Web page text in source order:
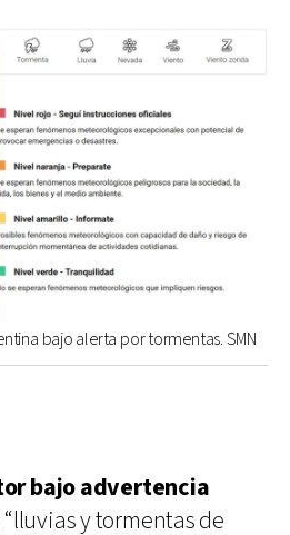
bajo alerta por tormentas. SMN
bajo advertencia
y tormentas de